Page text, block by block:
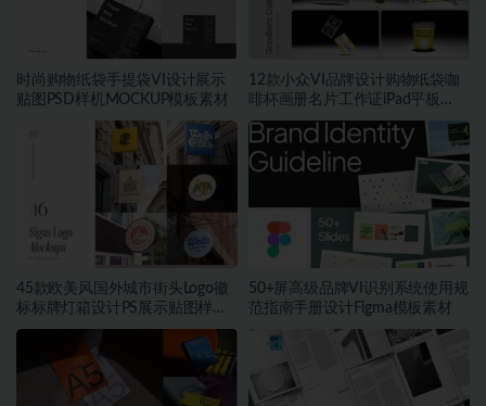
时尚购物纸袋手提袋VI设计展示
贴图PSD样机MOCKUP模板素材
12款小众VI品牌设计购物纸袋咖
啡杯画册名片工作证iPad平板
MacBook电脑iPhone手机贴图
PSD样机模板
45款欧美风国外城市街头Logo徽
标标牌灯箱设计PS展示贴图样机
模板
50+屏高级品牌VI识别系统使用规
范指南手册设计Figma模板素材